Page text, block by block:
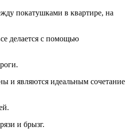
покатушками в квартире, на
делается с помощью
и являются идеальным сочетание
и брызг.